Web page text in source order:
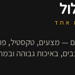
אחד
— מצעים, טקסטיל,
באיכות גבוהה